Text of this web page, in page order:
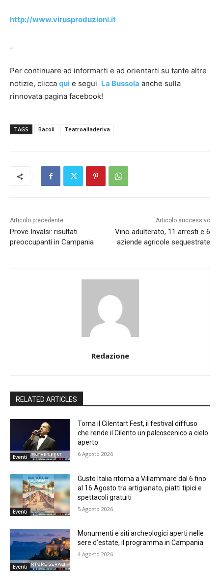
http://www.virusproduzioni.it
Per continuare ad informarti e ad orientarti su tante altre
notizie, clicca qui e segui La Bussola anche sulla
rinnovata pagina facebook!
TAGS Bacoli Teatroalladeriva
Articolo precedente
Prove Invalsi: risultati
preoccupanti in Campania
Articolo successivo
Vino adulterato, 11 arresti e 6
aziende agricole sequestrate
Redazione
RELATED ARTICLES
Eventi
Torna il Cilentart Fest, il festival diffuso
che rende il Cilento un palcoscenico a cielo
aperto
6 Agosto 2026
Eventi
Gusto Italia ritorna a Villammare dal 6 fino
al 16 Agosto tra artigianato, piatti tipici e
spettacoli gratuiti
5 Agosto 2026
Eventi
Monumenti e siti archeologici aperti nelle
sere d’estate, il programma in Campania
4 Agosto 2026